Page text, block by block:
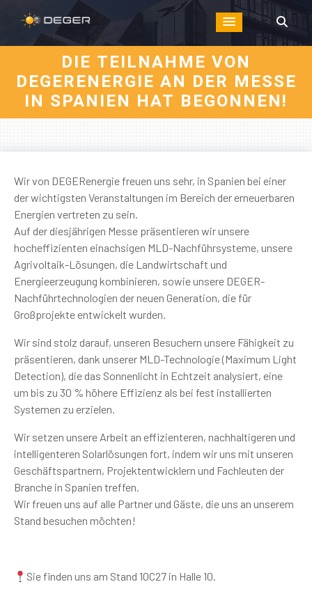
DIE TEILNAHME VON
DEGERENERGIE AN DER MESSE
IN SPANIEN HAT BEGONNEN!
Wir von DEGERenergie freuen uns sehr, in Spanien bei einer
der wichtigsten Veranstaltungen im Bereich der erneuerbaren
Energien vertreten zu sein.
Auf der diesjährigen Messe präsentieren wir unsere
hocheffizienten einachsigen MLD-Nachführsysteme, unsere
Agrivoltaik-Lösungen, die Landwirtschaft und
Energieerzeugung kombinieren, sowie unsere DEGER-
Nachführtechnologien der neuen Generation, die für
Großprojekte entwickelt wurden.
Wir sind stolz darauf, unseren Besuchern unsere Fähigkeit zu
präsentieren, dank unserer MLD-Technologie (Maximum Light
Detection), die das Sonnenlicht in Echtzeit analysiert, eine
um bis zu 30 % höhere Effizienz als bei fest installierten
Systemen zu erzielen.
Wir setzen unsere Arbeit an effizienteren, nachhaltigeren und
intelligenteren Solarlösungen fort, indem wir uns mit unseren
Geschäftspartnern, Projektentwicklern und Fachleuten der
Branche in Spanien treffen.
Wir freuen uns auf alle Partner und Gäste, die uns an unserem
Stand besuchen möchten!
Sie finden uns am Stand 10C27 in Halle 10.